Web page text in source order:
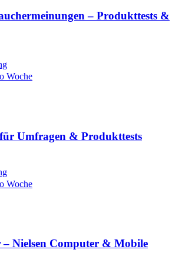
– Produkttests &
Woche
Umfragen & Produkttests
Woche
– Nielsen Computer & Mobile